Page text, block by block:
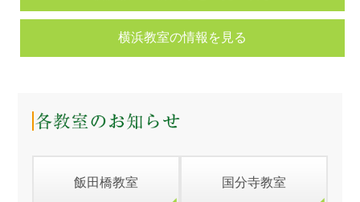
横浜教室の情報を見る
飯田橋教室 国分寺教室